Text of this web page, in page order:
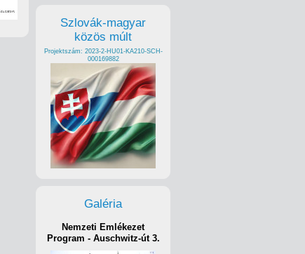
Szlovák-magyar
közös múlt
Projektszám: 2023-2-HU01-KA210-SCH-
000169882
Galéria
Nemzeti Emlékezet
Program - Auschwitz-út 3.